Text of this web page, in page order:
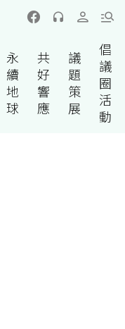
永
續
地
球
共
好
響
應
議
題
策
展
倡
議
圈
活
動